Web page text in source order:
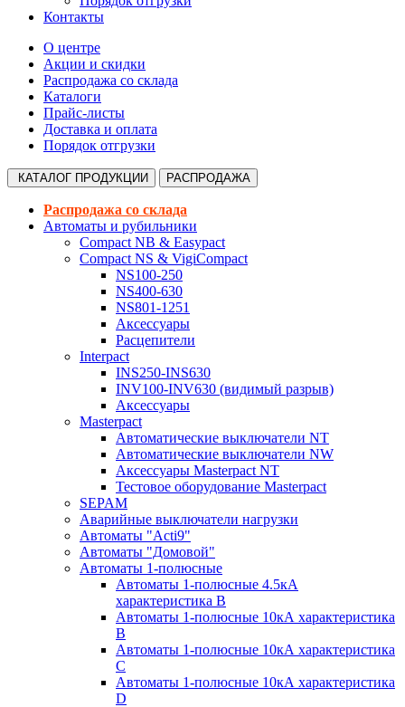
Контакты
О центре
Акции и скидки
Распродажа со склада
Каталоги
Прайс-листы
Доставка и оплата
Порядок отгрузки
КАТАЛОГ ПРОДУКЦИИ РАСПРОДАЖА
Распродажа со склада
Автоматы и рубильники
Compact NB & Easypact
Compact NS & VigiCompact
NS100-250
NS400-630
NS801-1251
Аксессуары
Расцепители
Interpact
INS250-INS630
INV100-INV630 (видимый разрыв)
Аксессуары
Masterpact
Автоматические выключатели NT
Автоматические выключатели NW
Аксессуары Masterpact NT
Тестовое оборудование Masterpact
SEPAM
Аварийные выключатели нагрузки
Автоматы "Acti9"
Автоматы "Домовой"
Автоматы 1-полюсные
Автоматы 1-полюсные 4.5кА
характеристика В
Автоматы 1-полюсные 10кА характеристика
B
Автоматы 1-полюсные 10кА характеристика
C
Автоматы 1-полюсные 10кА характеристика
D